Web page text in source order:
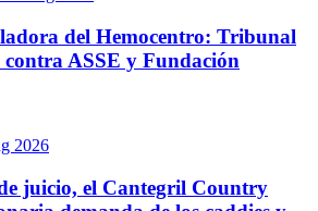
del Hemocentro: Tribunal
contra ASSE y Fundación
2026
juicio, el Cantegril Country